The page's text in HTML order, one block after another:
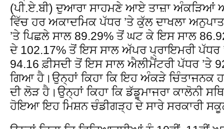
(ਪੀ.ਏ.ਬੀ) ਦੁਆਰਾ ਸਾਹਮਣੇ ਆਏ ਤਾਜ਼ਾ ਅੰਕੜਿਆਂ
ਵਿੱਚ ਹਰ ਅਕਾਦਮਿਕ ਪੱਧਰ ’ਤੇ ਕੁੱਲ ਦਾਖਲਾ
’ਤੇ ਪਿਛਲੇ ਸਾਲ 89.29% ਤੋਂ ਘਟ ਕੇ ਇਸ ਸਾਲ
ਦੇ 102.17% ਤੋਂ ਇਸ ਸਾਲ ਅੱਪਰ ਪ੍ਰਾਇਮਰੀ ਪੱਧਰ
94.16 ਫ਼ੀਸਦੀ ਤੋਂ ਇਸ ਸਾਲ ਐਲੀਮੈਂਟਰੀ ਪੱਧਰ ’ਤੇ
ਗਿਆ ਹੈ।ਉਨ੍ਹਾਂ ਕਿਹਾ ਕਿ ਇਹ ਅੰਕੜੇ ਚਿੰਤਾਜਨਕ
ਦੀ ਲੋੜ ਹੈ।ਉਨ੍ਹਾਂ ਕਿਹਾ ਕਿ ਡੱਡੂਮਾਜਰਾ ਕਾਲੋਨੀ
ਹੋਇਆ ਇਹ ਮਿਸ਼ਨ ਚੰਡੀਗੜ੍ਹ ਦੇ ਸਾਰੇ ਸਰਕਾਰੀ